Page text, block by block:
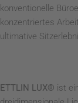
konventionelle
konzentriertes
ultimative
ETTLIN LUX® ist